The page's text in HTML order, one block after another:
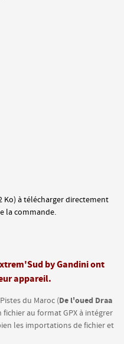
Ko) à télécharger directement
la commande.
by Gandini ont
appareil.
du Maroc (De l'oued Draa
fichier au format GPX à intégrer
les importations de fichier et